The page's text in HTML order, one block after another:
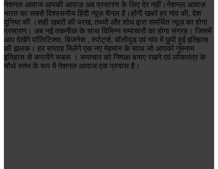
नेशनल आवाज आपकी आवाज़ अब प्रसारण के लिए देर नहीं।नेशनल आवाज़
भारत का सबसे विश्वसनीय हिंदी न्यूज़ चैनल है।होंगी खबरें हर गांव की, देश
दुनिया की ।सही खबरों की परख, तथ्यों और शोध द्वारा समर्थित न्यूज़ का होगा
प्रसारण। अब नई तकनीक के साथ विभिन्न समाचारों का होगा संग्रह। जिसमें
आप देखेंगे पॉलिटिक्स, बिजनेस , स्पोर्ट्स, बॉलीवुड एवं गांव में छुपी हुई इतिहास
की झलक। हर सप्ताह मिलेंगे एक नए मेहमान के साथ जो आपको गुमनाम
इतिहास से करायेंगे रूबरू । समाचार को निष्पक्ष बनाए रखने एवं लोकतंत्र के
चौथे स्तंभ के रूप में नेशनल आवाज एक प्रयास है।